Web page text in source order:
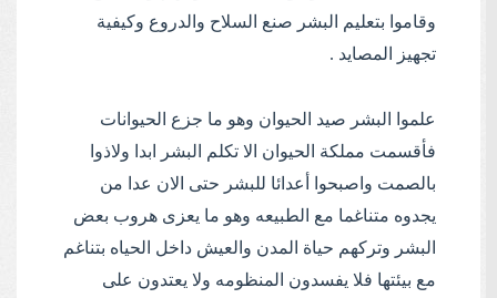
وقاموا بتعليم البشر صنع السلاح والدروع وكيفية
تجهيز المصايد .
علموا البشر صيد الحيوان وهو ما جزع الحيوانات
فأقسمت مملكة الحيوان الا تكلم البشر ابدا ولاذوا
بالصمت واصبحوا أعدائا للبشر حتى الان عدا من
يجدوه متناغما مع الطبيعه وهو ما يعزى هروب بعض
البشر وتركهم حياة المدن والعيش داخل الحياه بتناغم
مع بيئتها فلا يفسدون المنظومه ولا يعتدون على